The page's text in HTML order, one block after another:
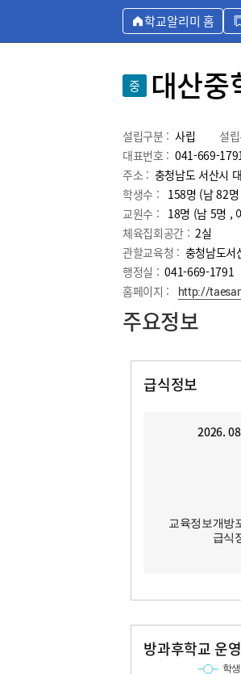
학교알리미 홈
중 대산중
설립구분 : 사립 설
대표번호 : 041-669-
주소 : 충청남도 서산시
학생수 : 158명 (남 82
교원수 : 18명 (남 5명 ,
체육집회공간 : 2실
관할교육청 : 충청남도서
행정실 : 041-669-1791
홈페이지 :
http://
주요정보
급식정보
2026.
교육정보개방
급식
방과후학교 운